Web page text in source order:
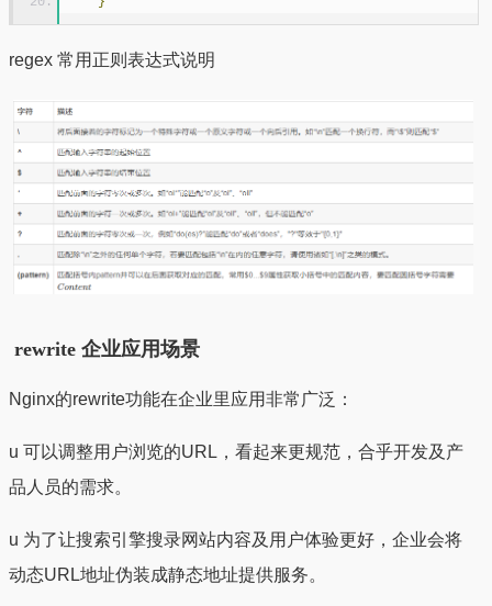
regex 常用正则表达式说明
rewrite 企业应用场景
Nginx的rewrite功能在企业里应用非常广泛：
u 可以调整用户浏览的URL，看起来更规范，合乎开发及产
品人员的需求。
u 为了让搜索引擎搜录网站内容及用户体验更好，企业会将
动态URL地址伪装成静态地址提供服务。